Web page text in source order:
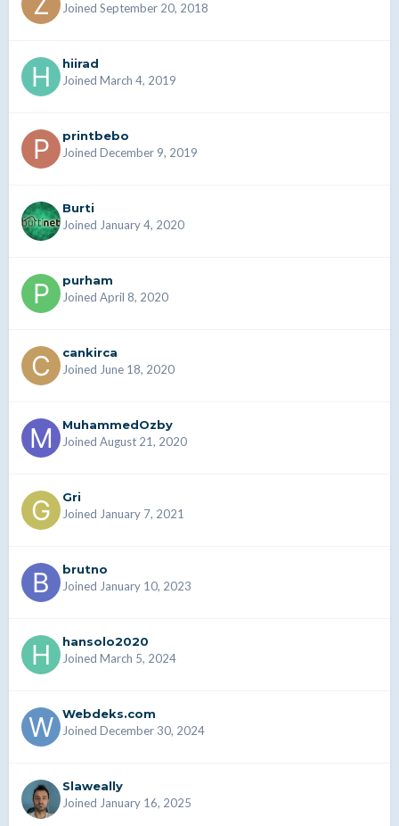
Joined September 20, 2018
hiirad
Joined March 4, 2019
printbebo
Joined December 9, 2019
Burti
Joined January 4, 2020
purham
Joined April 8, 2020
cankirca
Joined June 18, 2020
MuhammedOzby
Joined August 21, 2020
Gri
Joined January 7, 2021
brutno
Joined January 10, 2023
hansolo2020
Joined March 5, 2024
Webdeks.com
Joined December 30, 2024
Slaweally
Joined January 16, 2025